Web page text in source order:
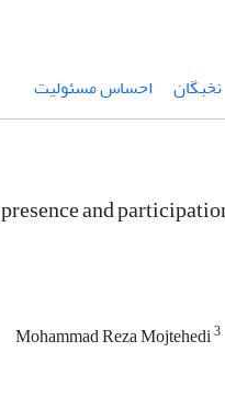
نخبگان احساس مسئولیت
and
Mohammad Reza Mojtehedi3